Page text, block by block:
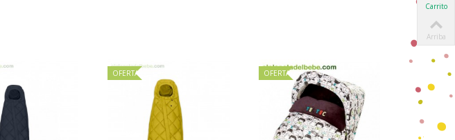
OFERTA OFERTA
Carrito
Arriba